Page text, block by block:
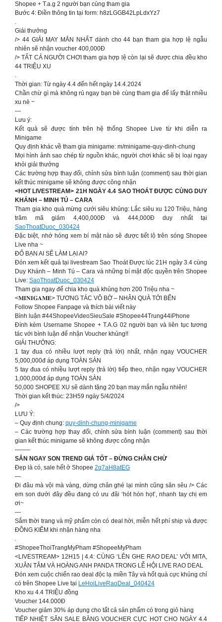
Shopee + T.a.g 2 người bạn cùng tham gia
Bước 4: Điền thông tin tại form: h8zLGGB42LpLdxYz7
.
Giải thưởng
/> 44 GIẢI MAY MẮN NHẤT dành cho 44 bạn tham gia hợp lệ ngẫu
nhiên sẽ nhận voucher 400,000Đ
/> TẤT CẢ NGƯỜI CHƠI tham gia hợp lệ còn lại sẽ được chia đều kho
44 TRIỆU XU
.
Thời gian: Từ ngày 4.4 đến hết ngày 14.4.2024
Chần chừ gì mà không rủ ngay bạn bè cùng tham gia để lấy thật nhiều
xu nè ~
—
Lưu ý:
Kết quả sẽ được tính trên hệ thống Shopee Live từ khi diễn ra
Minigame
Quy định khác về tham gia minigame: m/minigame-quy-dinh-chung
Mọi hình ảnh sao chép từ nguồn khác, người chơi khác sẽ bị loại ngay
khỏi giải thưởng
Các trường hợp thay đổi, chỉnh sửa bình luận (comment) sau thời gian
kết thúc minigame sẽ không được công nhận
<HOT LIVESTREAM> 21H NGÀY 4.4 SAO THOÁT ĐƯỢC CÙNG DUY
KHÁNH – MINH TÚ – CARA
Tham gia kho quà mừng cưới siêu khủng: Lắc siêu xu 120 Triệu, hàng
trăm mã giảm 4,400,000Đ và 444,000Đ duy nhất tại
SaoThoatDuoc_030424
Đặc biệt, nhớ hóng xem bí mật nào sẽ được tiết lộ trên sóng Shopee
Live nha ~
ĐỐ BẠN AI SẼ LÀM LẠI AI?
Đón xem kết quả tại livestream Sao Thoát Được lúc 21H ngày 3.4 cùng
Duy Khánh – Minh Tú – Cara và những bí mật độc quyền trên Shopee
Live: SaoThoatDuoc_030424
Tham gia ngay để chia kho quà khủng hơn 200 Triệu nha ~
<𝐌𝐈𝐍𝐈𝐆𝐀𝐌𝐄> TƯƠNG TÁC VÔ BỜ – NHẬN QUÀ TỚI BẾN
Follow Shopee Fanpage và thích bài viết này
Bình luận #44ShopeeVideoSieuSale #Shopee44Trung44iPhone
Đính kèm Username Shopee + T.A.G 02 người bạn và liên tục tương
tác với bình luận để nhận Voucher khủng!!
GIẢI THƯỞNG:
1 tay đua có nhiều lượt reply (trả lời) nhất, nhận ngay VOUCHER
5,000,000đ áp dụng TOÀN SÀN
5 tay đua có nhiều lượt reply (trả lời) tiếp theo, nhận ngay VOUCHER
1,000,000đ áp dụng TOÀN SÀN
50,000 SHOPEE XU sẽ dành tặng 20 bạn may mắn ngẫu nhiên!
Thời gian kết thúc: 23H59 ngày 5/4/2024
/>
LƯU Ý:
– Quy định chung: quy-dinh-chung-minigame
– Các trường hợp thay đổi, chỉnh sửa bình luận (comment) sau thời
gian kết thúc minigame sẽ không được công nhận
——–
SĂN NGAY SON TREND GIÁ TỐT – ĐỪNG CHẦN CHỪ
Đẹp là có, sale hết ở Shopee 2q7aH8atEG
—
Đi đâu mà vội mà vàng, dừng chân ghé lại mình cũng săn sêu /> Các
em son dưới đây đều đang có ưu đãi ‘hót hòn họt’, nhanh tay chị em
ơi~
—
Sắm thời trang và mỹ phẩm còn có deal hời, miễn hết phí ship và được
ĐỒNG KIỂM khi nhận hàng nha
.
#ShopeeThoiTrangMyPham #ShopeeMyPham
<LIVESTREAM> 12H15 | 4.4: CÙNG ‘LÊN GHE RAO DEAL’ VỚI MITA,
XUÂN TÂM VÀ HOÀNG ANH PANDA TRONG LỄ HỘI LIVE RAO DEAL
Đón xem cuộc chiến rao deal độc lạ miền Tây và hốt quà cực khủng chỉ
có trên Shopee Live tại LeHoiLiveRaoDeal_040424
Kho xu 4.4 TRIỆU đồng
Voucher 144.000Đ
Voucher giảm 30% áp dụng cho tất cả sản phẩm có trong giỏ hàng
TIẾP NHIỆT SĂN SALE BẰNG VOUCHER CỰC HOT CHO NGÀY 4.4